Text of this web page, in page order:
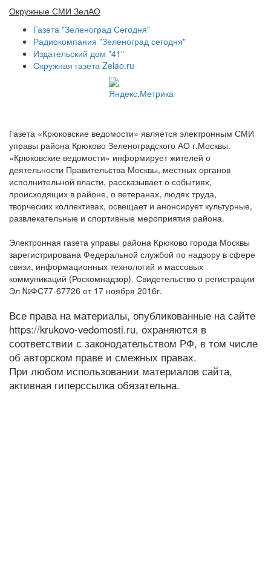
Окружные СМИ ЗелАО
Газета "Зеленоград Сегодня"
Радиокомпания "Зеленоград сегодня"
Издательский дом "41"
Окружная газета Zelao.ru
Газета «Крюковские ведомости» является электронным СМИ
управы района Крюково Зеленоградского АО г.Москвы.
«Крюковские ведомости» информирует жителей о
деятельности Правительства Москвы, местных органов
исполнительной власти, рассказывает о событиях,
происходящих в районе, о ветеранах, людях труда,
творческих коллективах, освещает и анонсирует культурные,
развлекательные и спортивные мероприятия района.
Электронная газета управы района Крюково города Москвы
зарегистрирована Федеральной службой по надзору в сфере
связи, информационных технологий и массовых
коммуникаций (Роскомнадзор). Свидетельство о регистрации
Эл №ФС77-67726 от 17 ноября 2016г.
Все права на материалы, опубликованные на сайте
https://krukovo-vedomosti.ru, охраняются в
соответствии с законодательством РФ, в том числе
об авторском праве и смежных правах.
При любом использовании материалов сайта,
активная гиперссылка обязательна.